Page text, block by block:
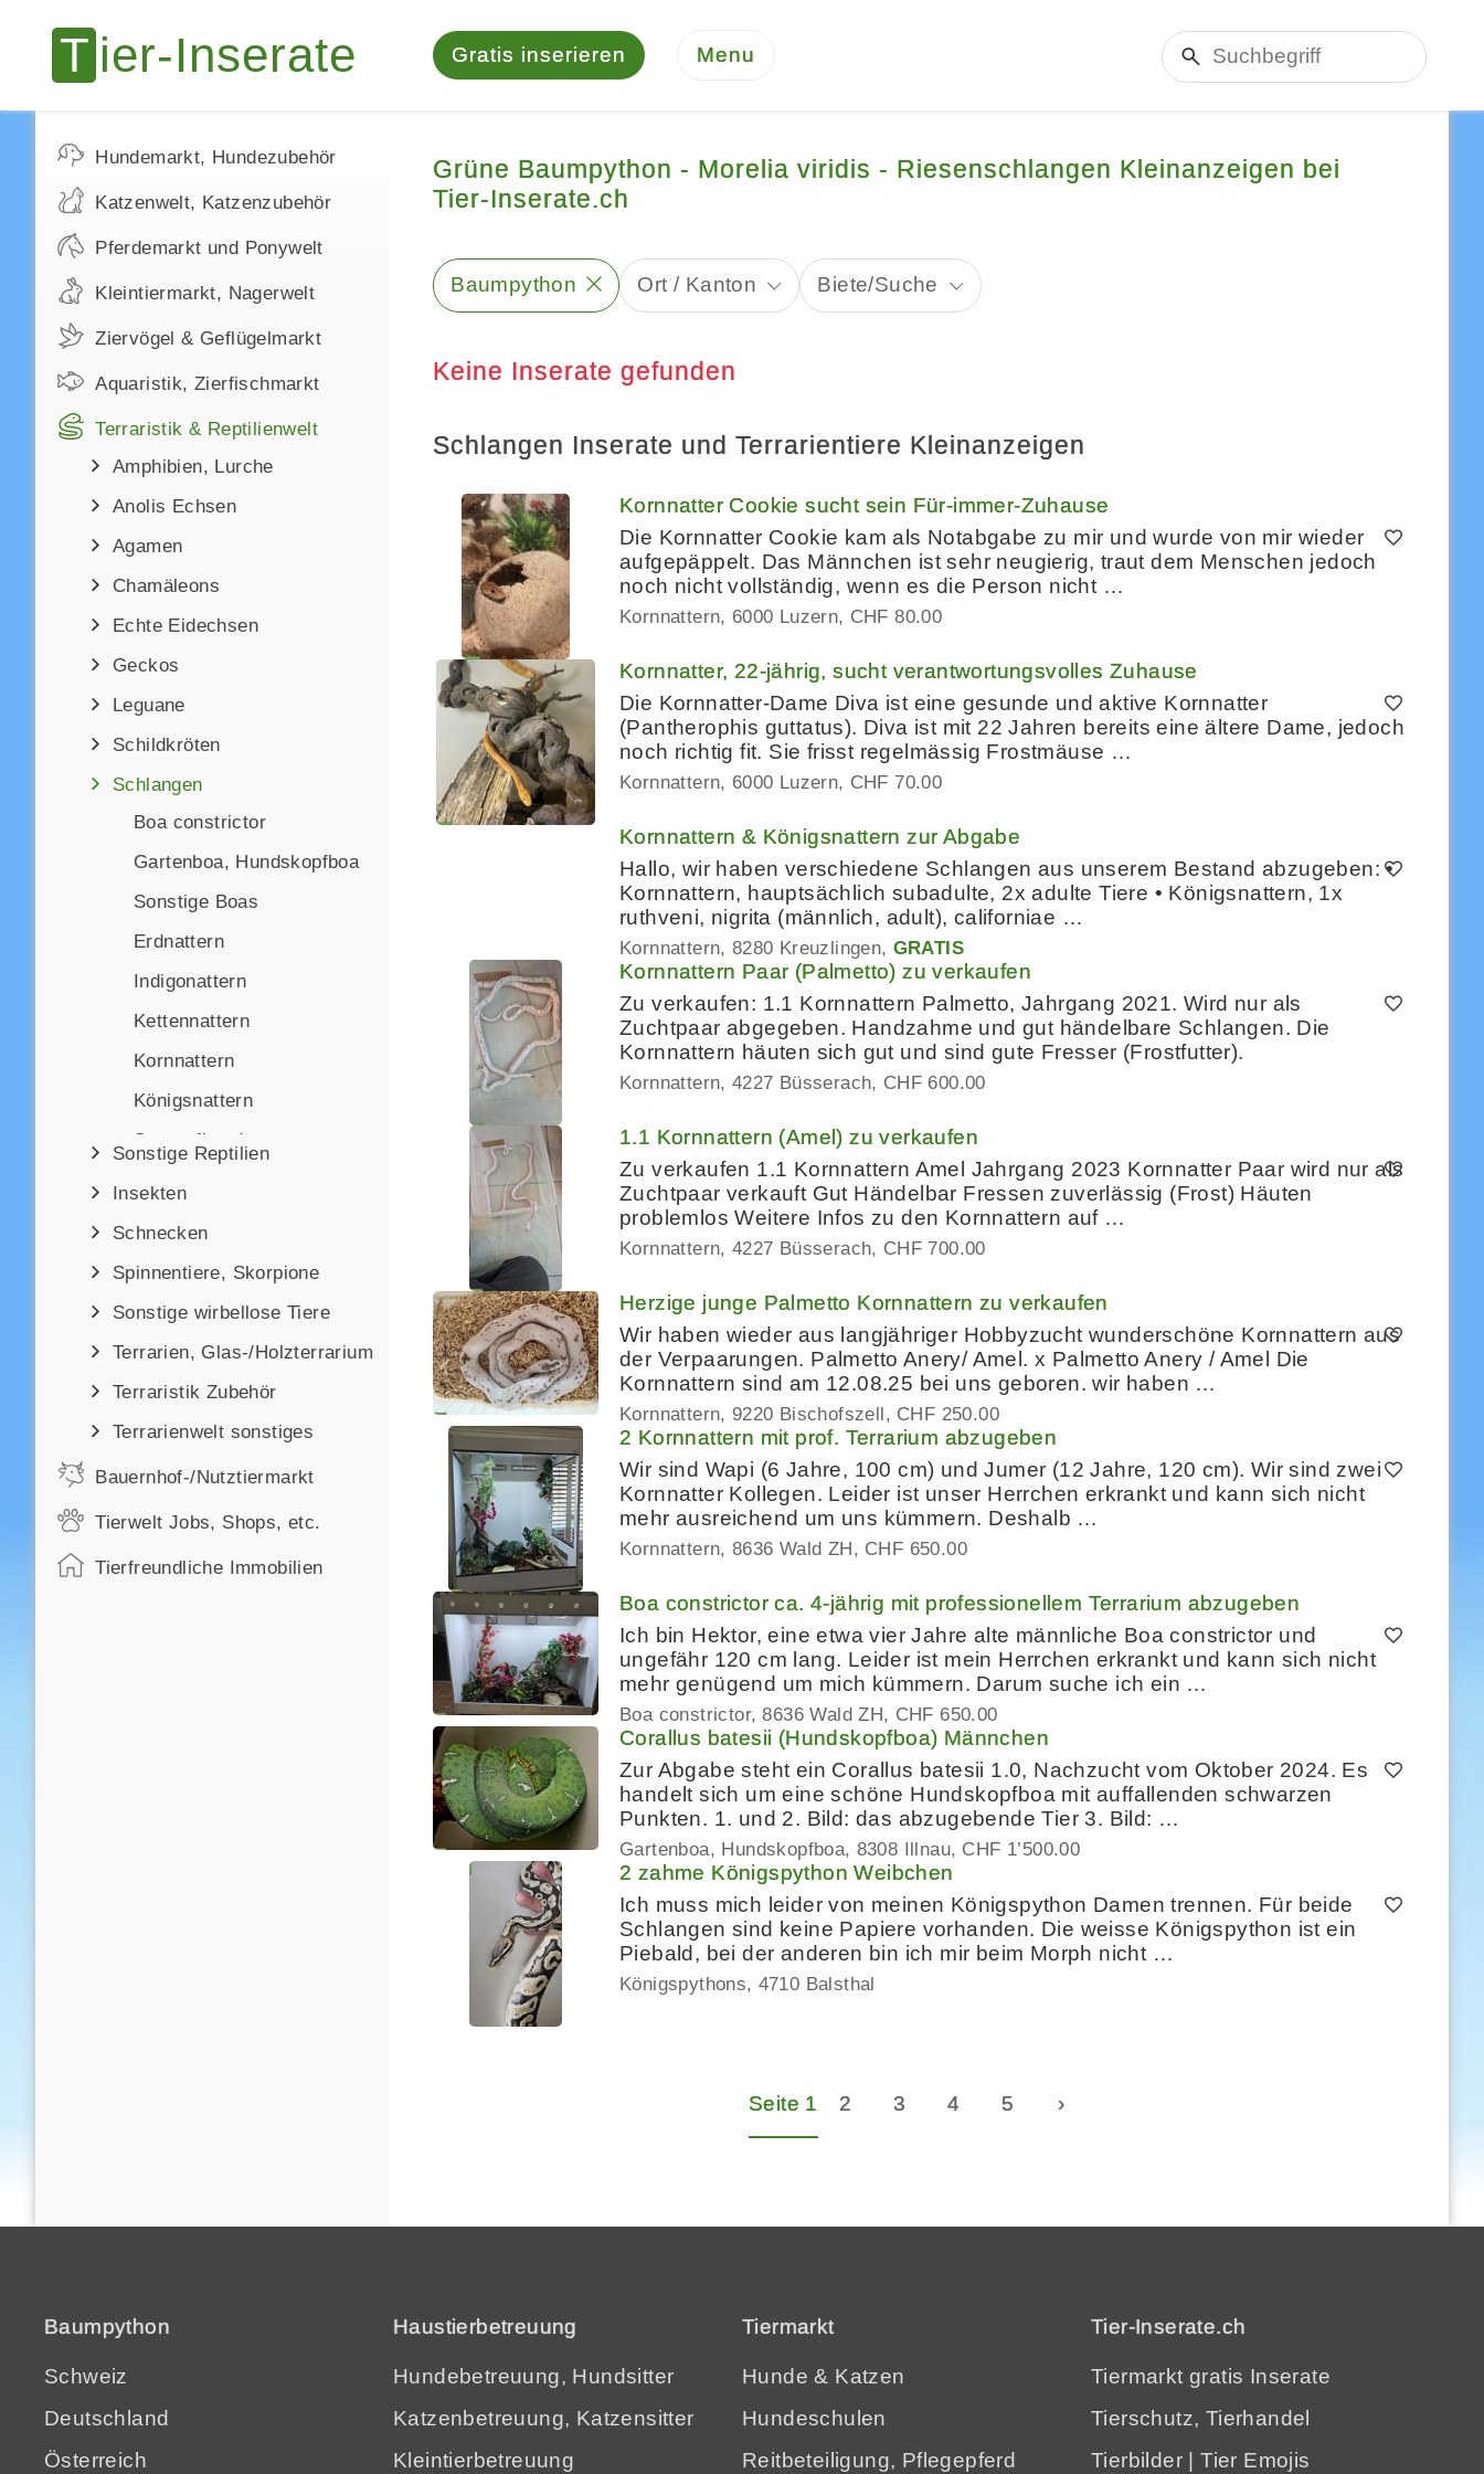
Gratis inserieren Menu
Hundemarkt, Hundezubehör
Katzenwelt, Katzenzubehör
Pferdemarkt und Ponywelt
Kleintiermarkt, Nagerwelt
Ziervögel & Geflügelmarkt
Aquaristik, Zierfischmarkt
Terraristik & Reptilienwelt
Amphibien, Lurche
Anolis Echsen
Agamen
Chamäleons
Echte Eidechsen
Geckos
Leguane
Schildkröten
Schlangen
Boa constrictor
Gartenboa, Hundskopfboa
Sonstige Boas
Erdnattern
Indigonattern
Kettennattern
Kornnattern
Königsnattern
Strumpfbandnattern
Sonstige Reptilien
Insekten
Schnecken
Spinnentiere, Skorpione
Sonstige wirbellose Tiere
Terrarien, Glas-/Holzterrarium
Terraristik Zubehör
Terrarienwelt sonstiges
Bauernhof-/Nutztiermarkt
Tierwelt Jobs, Shops, etc.
Tierfreundliche Immobilien
Grüne Baumpython - Morelia viridis - Riesenschlangen Kleinanzeigen bei
Tier-Inserate.ch
Baumpython Ort / Kanton Biete/Suche
Keine Inserate gefunden
Schlangen Inserate und Terrarientiere Kleinanzeigen
Kornnatter Cookie sucht sein Für-immer-Zuhause
Die Kornnatter Cookie kam als Notabgabe zu mir und wurde von mir wieder
aufgepäppelt. Das Männchen ist sehr neugierig, traut dem Menschen jedoch
noch nicht vollständig, wenn es die Person nicht …
Kornnattern 6000 Luzern CHF 80.00
Kornnatter, 22-jährig, sucht verantwortungsvolles Zuhause
Die Kornnatter-Dame Diva ist eine gesunde und aktive Kornnatter
(Pantherophis guttatus). Diva ist mit 22 Jahren bereits eine ältere Dame, jedoch
noch richtig fit. Sie frisst regelmässig Frostmäuse …
Kornnattern 6000 Luzern CHF 70.00
Kornnattern & Königsnattern zur Abgabe
Hallo, wir haben verschiedene Schlangen aus unserem Bestand abzugeben: •
Kornnattern, hauptsächlich subadulte, 2x adulte Tiere • Königsnattern, 1x
ruthveni, nigrita (männlich, adult), californiae …
Kornnattern 8280 Kreuzlingen GRATIS
Kornnattern Paar (Palmetto) zu verkaufen
Zu verkaufen: 1.1 Kornnattern Palmetto, Jahrgang 2021. Wird nur als
Zuchtpaar abgegeben. Handzahme und gut händelbare Schlangen. Die
Kornnattern häuten sich gut und sind gute Fresser (Frostfutter).
Kornnattern 4227 Büsserach CHF 600.00
1.1 Kornnattern (Amel) zu verkaufen
Zu verkaufen 1.1 Kornnattern Amel Jahrgang 2023 Kornnatter Paar wird nur als
Zuchtpaar verkauft Gut Händelbar Fressen zuverlässig (Frost) Häuten
problemlos Weitere Infos zu den Kornnattern auf …
Kornnattern 4227 Büsserach CHF 700.00
Herzige junge Palmetto Kornnattern zu verkaufen
Wir haben wieder aus langjähriger Hobbyzucht wunderschöne Kornnattern aus
der Verpaarungen. Palmetto Anery/ Amel. x Palmetto Anery / Amel Die
Kornnattern sind am 12.08.25 bei uns geboren. wir haben …
Kornnattern 9220 Bischofszell CHF 250.00
2 Kornnattern mit prof. Terrarium abzugeben
Wir sind Wapi (6 Jahre, 100 cm) und Jumer (12 Jahre, 120 cm). Wir sind zwei
Kornnatter Kollegen. Leider ist unser Herrchen erkrankt und kann sich nicht
mehr ausreichend um uns kümmern. Deshalb …
Kornnattern 8636 Wald ZH CHF 650.00
Boa constrictor ca. 4-jährig mit professionellem Terrarium abzugeben
Ich bin Hektor, eine etwa vier Jahre alte männliche Boa constrictor und
ungefähr 120 cm lang. Leider ist mein Herrchen erkrankt und kann sich nicht
mehr genügend um mich kümmern. Darum suche ich ein …
Boa constrictor 8636 Wald ZH CHF 650.00
Corallus batesii (Hundskopfboa) Männchen
Zur Abgabe steht ein Corallus batesii 1.0, Nachzucht vom Oktober 2024. Es
handelt sich um eine schöne Hundskopfboa mit auffallenden schwarzen
Punkten. 1. und 2. Bild: das abzugebende Tier 3. Bild: …
Gartenboa, Hundskopfboa 8308 Illnau CHF 1’500.00
2 zahme Königspython Weibchen
Ich muss mich leider von meinen Königspython Damen trennen. Für beide
Schlangen sind keine Papiere vorhanden. Die weisse Königspython ist ein
Piebald, bei der anderen bin ich mir beim Morph nicht …
Königspythons 4710 Balsthal
Seite 1 2 3 4 5 ›
Baumpython
Schweiz
Deutschland
Österreich
Haustierbetreuung
Hundebetreuung, Hundsitter
Katzenbetreuung, Katzensitter
Kleintierbetreuung
Tiermarkt
Hunde & Katzen
Hundeschulen
Reitbeteiligung, Pflegepferd
Tier-Inserate.ch
Tiermarkt gratis Inserate
Tierschutz, Tierhandel
Tierbilder |Tier Emojis